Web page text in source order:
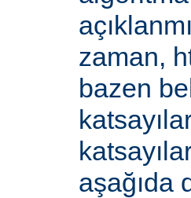
zaman,
bazen
aşağıda